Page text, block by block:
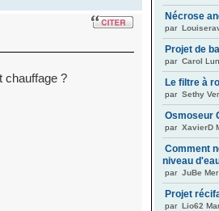
chauffage ?
Nécrose
par
Projet de
par Carol
Le filtre à
par Sethy
Osmoseur
par XavierD
Comment
niveau
par JuBe
Projet
par Lio62